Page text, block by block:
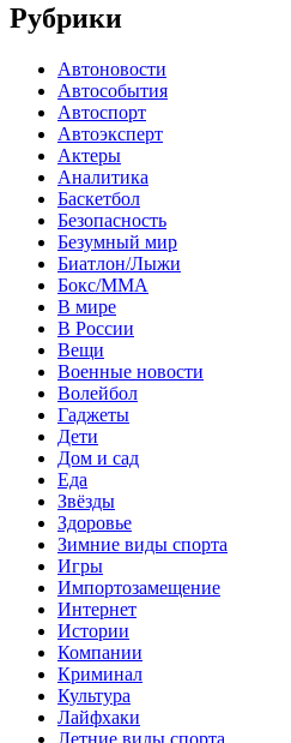
Рубрики
Автоновости
Автособытия
Автоспорт
Автоэксперт
Актеры
Аналитика
Баскетбол
Безопасность
Безумный мир
Биатлон/Лыжи
Бокс/MMA
В мире
В России
Вещи
Военные новости
Волейбол
Гаджеты
Дети
Дом и сад
Еда
Звёзды
Здоровье
Зимние виды спорта
Игры
Импортозамещение
Интернет
Истории
Компании
Криминал
Культура
Лайфхаки
Летние виды спорта